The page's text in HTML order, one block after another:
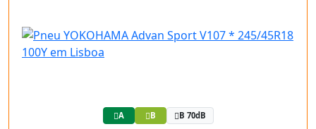
A B B 70dB